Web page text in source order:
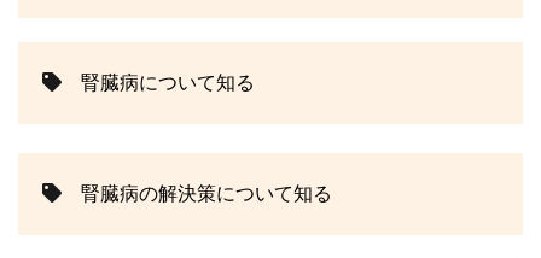
腎臓病について知る
腎臓病の解決策について知る